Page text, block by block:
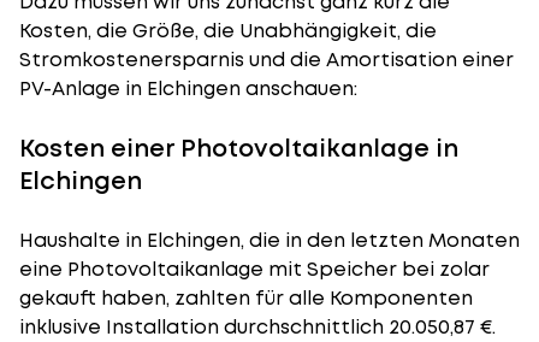
Kosten, die Größe, die Unabhängigkeit, die
Stromkostenersparnis und die Amortisation einer
PV-Anlage in Elchingen anschauen:
Kosten einer Photovoltaikanlage in
Elchingen
Haushalte in Elchingen, die in den letzten Monaten
eine Photovoltaikanlage mit Speicher bei zolar
gekauft haben, zahlten für alle Komponenten
inklusive Installation durchschnittlich 20.050,87 €.